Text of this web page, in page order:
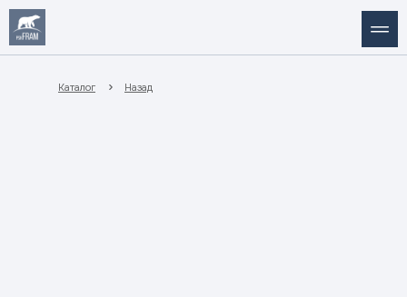
Каталог Назад